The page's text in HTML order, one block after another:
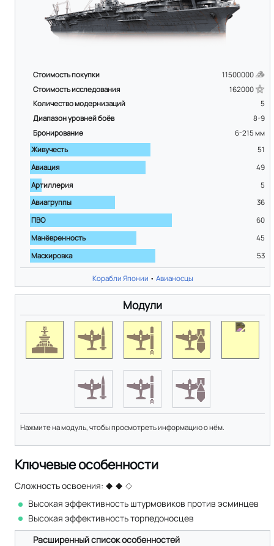
Стоимость покупки
11500000
Стоимость исследования
162000
Количество модернизаций
5
Диапазон уровней боёв
8-9
Бронирование
6-215мм
Живучесть
51
Авиация
49
Артиллерия
5
Авиагруппы
36
ПВО
60
Манёвренность
45
Маскировка
53
Корабли Японии • Авианосцы
Модули
Нажмите на модуль, чтобы просмотреть информацию о нём.
Ключевые особенности
Сложность освоения:
Высокая эффективность штурмовиков против эсминцев
Высокая эффективность торпедоносцев
Расширенный список особенностей